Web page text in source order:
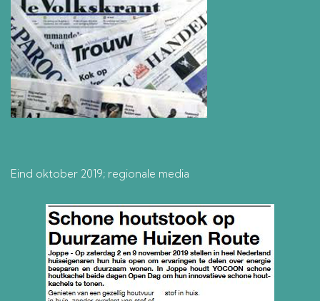
Eind oktober 2019; regionale media